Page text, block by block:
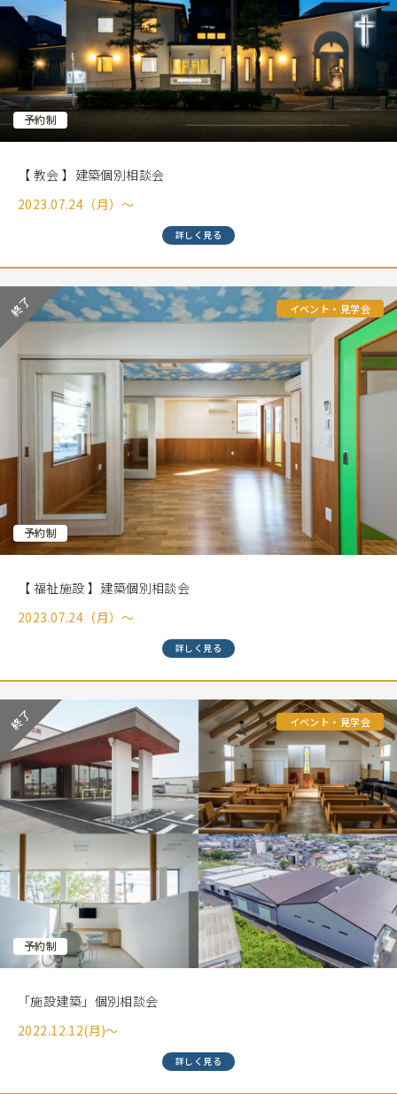
予約制
【 教会 】建築個別相談会
2023.07.24（月）〜
詳しく見る
予約制
イベント・見学会
【 福祉施設 】建築個別相談会
2023.07.24（月）〜
詳しく見る
予約制
イベント・見学会
「施設建築」個別相談会
2022.12.12(月)〜
詳しく見る